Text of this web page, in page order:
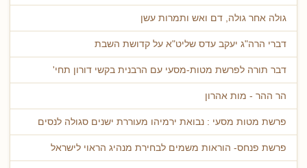
גולה אחר גולה, דם ואש ותמרות עשן
דברי הרה"ג יעקב עדס שליט"א על קדושת השבת
דבר תורה לפרשת מטות-מסעי עם הרבנית בקשי דורון תחי'
הר ההר - מות אהרון
פרשת מטות מסעי : נבואת ירמיהו מעוררת ישנים סגולה לנסים
פרשת פנחס- הוראות משמים לבחירת מנהיג הראוי לישראל